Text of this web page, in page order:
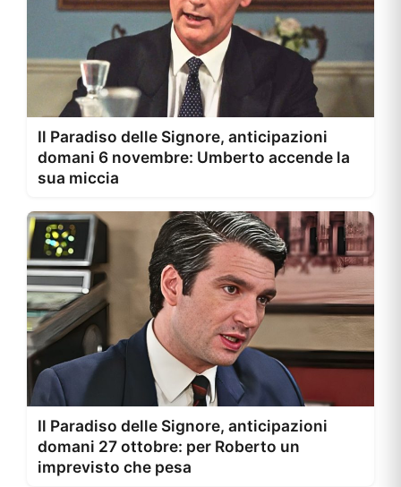
Il Paradiso delle Signore, anticipazioni
domani 6 novembre: Umberto accende la
sua miccia
Il Paradiso delle Signore, anticipazioni
domani 27 ottobre: per Roberto un
imprevisto che pesa